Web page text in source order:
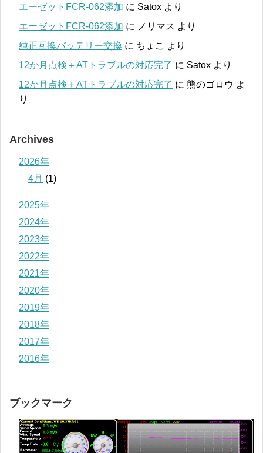
エーゼットFCR-062添加 に Satox より
エーゼットFCR-062添加 に ノリマス より
純正互換バッテリー交換 に ちょこ より
12か月点検＋ATトラブルの対応完了 に Satox より
12か月点検＋ATトラブルの対応完了 に 熊のゴロウ よ
り
Archives
2026年
4月 (1)
2025年
2024年
2023年
2022年
2021年
2020年
2019年
2018年
2017年
2016年
ブックマーク